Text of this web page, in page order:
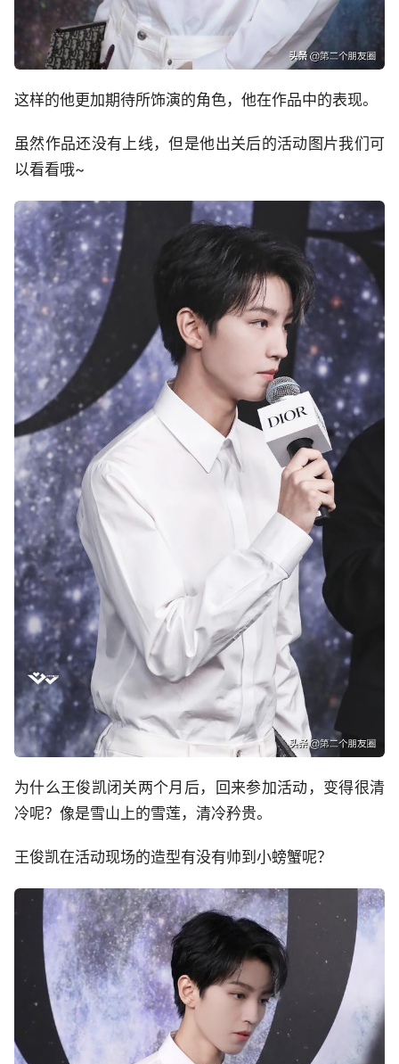
这样的他更加期待所饰演的角色，他在作品中的表现。
虽然作品还没有上线，但是他出关后的活动图片我们可
以看看哦~
为什么王俊凯闭关两个月后，回来参加活动，变得很清
冷呢？像是雪山上的雪莲，清冷矜贵。
王俊凯在活动现场的造型有没有帅到小螃蟹呢？